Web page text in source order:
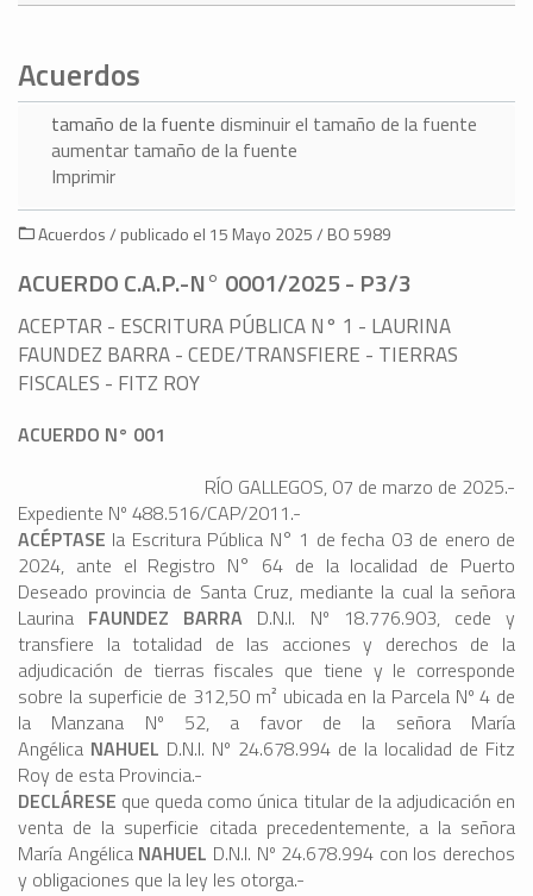
Acuerdos
tamaño de la fuente disminuir el tamaño de la fuente
aumentar tamaño de la fuente
Imprimir
Acuerdos / publicado el 15 Mayo 2025 / BO 5989
ACUERDO C.A.P.-N° 0001/2025 - P3/3
ACEPTAR - ESCRITURA PÚBLICA N° 1 - LAURINA
FAUNDEZ BARRA - CEDE/TRANSFIERE - TIERRAS
FISCALES - FITZ ROY
ACUERDO N° 001
RÍO GALLEGOS, 07 de marzo de 2025.-
Expediente Nº 488.516/CAP/2011.-
ACÉPTASE la Escritura Pública N° 1 de fecha 03 de enero de
2024, ante el Registro N° 64 de la localidad de Puerto
Deseado provincia de Santa Cruz, mediante la cual la señora
Laurina FAUNDEZ BARRA D.N.I. Nº 18.776.903, cede y
transfiere la totalidad de las acciones y derechos de la
adjudicación de tierras fiscales que tiene y le corresponde
sobre la superficie de 312,50 m² ubicada en la Parcela Nº 4 de
la Manzana Nº 52, a favor de la señora María
Angélica NAHUEL D.N.I. Nº 24.678.994 de la localidad de Fitz
Roy de esta Provincia.-
DECLÁRESE que queda como única titular de la adjudicación en
venta de la superficie citada precedentemente, a la señora
María AngélicaNAHUEL D.N.I. Nº 24.678.994 con los derechos
y obligaciones que la ley les otorga.-